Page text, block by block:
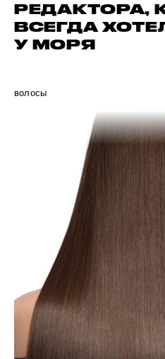
РЕДАКТОРА,
ВСЕГДА
У МОРЯ
волосы